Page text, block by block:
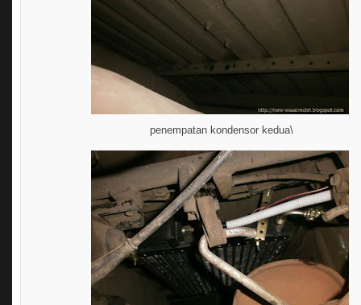
penempatan kondensor kedua\